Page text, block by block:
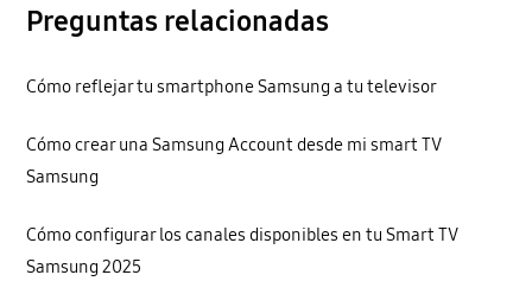
Preguntas relacionadas
Cómo reflejar tu smartphone Samsung a tu televisor
Cómo crear una Samsung Account desde mi smart TV
Samsung
Cómo configurar los canales disponibles en tu Smart TV
Samsung 2025